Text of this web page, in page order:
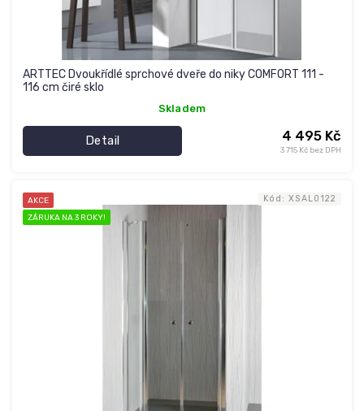
ARTTEC Dvoukřídlé sprchové dveře do niky COMFORT 111 -
116 cm čiré sklo
Skladem
3 715 Kč bez DPH
4 495 Kč
Detail
AKCE
ZÁRUKA NA 3 ROKY!
Kód: XSAL0122